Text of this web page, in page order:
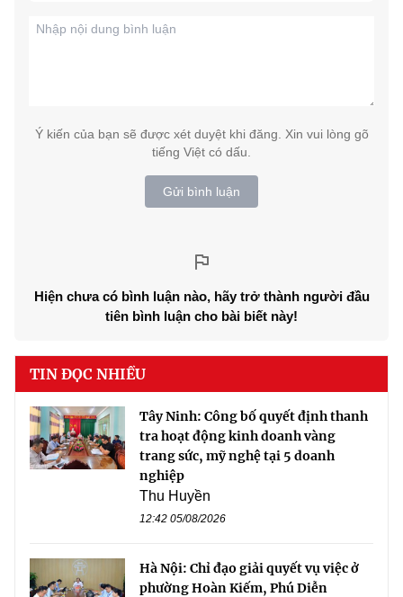
Ý kiến của bạn sẽ được xét duyệt khi đăng. Xin vui lòng gõ
tiếng Việt có dấu.
Gửi bình luận
Hiện chưa có bình luận nào, hãy trở thành người đầu
tiên bình luận cho bài biết này!
TIN ĐỌC NHIỀU
Tây Ninh: Công bố quyết định thanh
tra hoạt động kinh doanh vàng
trang sức, mỹ nghệ tại 5 doanh
nghiệp
Thu Huyền
12:42 05/08/2026
Hà Nội: Chỉ đạo giải quyết vụ việc ở
phường Hoàn Kiếm, Phú Diễn